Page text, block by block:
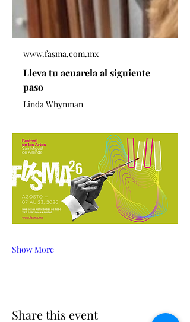
www.fasma.com.mx
Lleva tu acuarela al siguiente
paso
Linda Whynman
Show More
Share this event